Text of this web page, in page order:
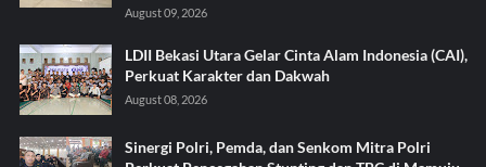
August 09, 2026
LDII Bekasi Utara Gelar Cinta Alam Indonesia (CAI),
Perkuat Karakter dan Dakwah
August 08, 2026
Sinergi Polri, Pemda, dan Senkom Mitra Polri